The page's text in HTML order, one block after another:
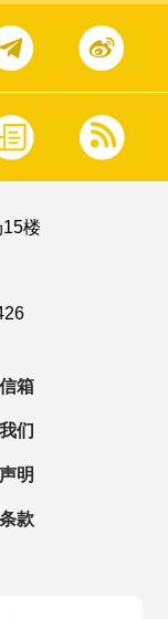
楼
箱
们
明
款